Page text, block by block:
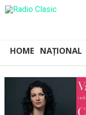
HOME NAȚIONAL